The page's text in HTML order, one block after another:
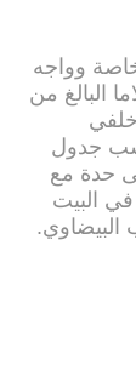
وواجه
البالغ من
خلفي
جدول
حدة مع
10,15 (14,15 ت غ) في البيت
البيضاوي.